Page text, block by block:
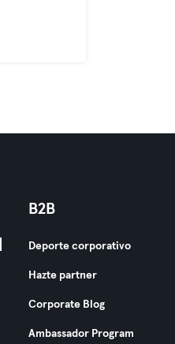
B2B
Deporte corporativo
Hazte partner
Corporate Blog
Ambassador Program